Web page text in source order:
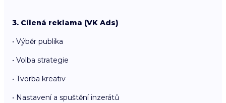
3. Cílená reklama (VK Ads)
• Výběr publika
• Volba strategie
• Tvorba kreativ
• Nastavení a spuštění inzerátů